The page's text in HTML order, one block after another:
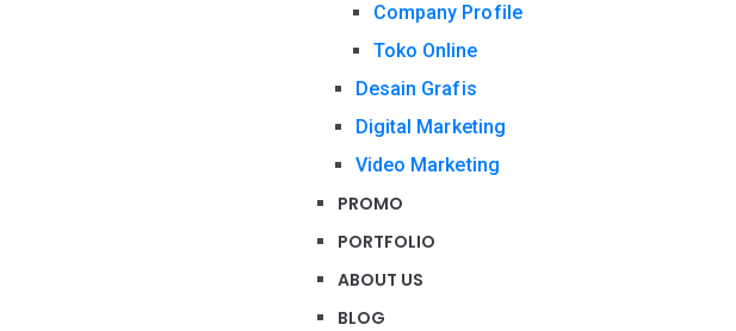
Company Profile
Toko Online
Desain Grafis
Digital Marketing
Video Marketing
PROMO
PORTFOLIO
ABOUT US
BLOG